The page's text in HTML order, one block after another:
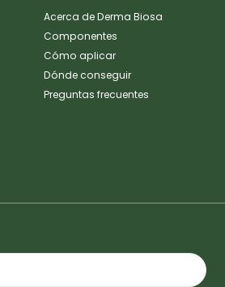
Acerca de Derma Biosa
Componentes
Cómo aplicar
Dónde conseguir
Preguntas frecuentes